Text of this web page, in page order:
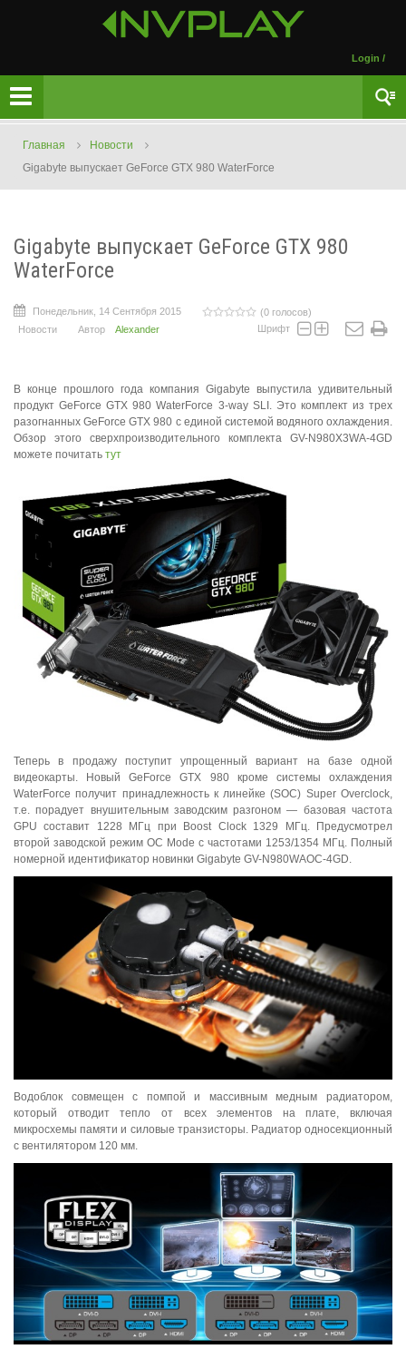
Login /
Главная
Новости
Gigabyte выпускает GeForce GTX 980 WaterForce
Gigabyte выпускает GeForce GTX 980
WaterForce
Понедельник, 14 Сентября 2015
(0 голосов)
Новости
Автор Alexander Шрифт
В конце прошлого года компания Gigabyte выпустила удивительный
продукт GeForce GTX 980 WaterForce 3-way SLI. Это комплект из трех
разогнанных GeForce GTX 980 с единой системой водяного охлаждения.
Обзор этого сверхпроизводительного комплекта GV-N980X3WA-4GD
можете почитать тут
Теперь в продажу поступит упрощенный вариант на базе одной
видеокарты. Новый GeForce GTX 980 кроме системы охлаждения
WaterForce получит принадлежность к линейке (SOC) Super Overclock,
т.е. порадует внушительным заводским разгоном — базовая частота
GPU составит 1228 МГц при Boost Clock 1329 МГц. Предусмотрел
второй заводской режим OC Mode с частотами 1253/1354 МГц. Полный
номерной идентификатор новинки Gigabyte GV-N980WAOC-4GD.
Водоблок совмещен с помпой и массивным медным радиатором,
который отводит тепло от всех элементов на плате, включая
микросхемы памяти и силовые транзисторы. Радиатор односекционный
с вентилятором 120 мм.